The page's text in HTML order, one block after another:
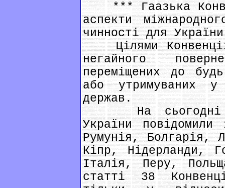
*** Гаазька
аспекти
чинності для
Цілями Конвенції
негайного
переміщених до
або утримуваних
держав.
На сьогодні
України
Румунія, Болгарія,
Кіпр, Нідерланди,
Італія, Перу,
статті 38